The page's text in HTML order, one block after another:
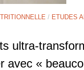
/ ETUDES
ultra-
avec «